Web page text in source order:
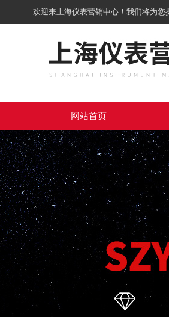
欢迎来上海仪表营销中心！我们将为您
网站首页